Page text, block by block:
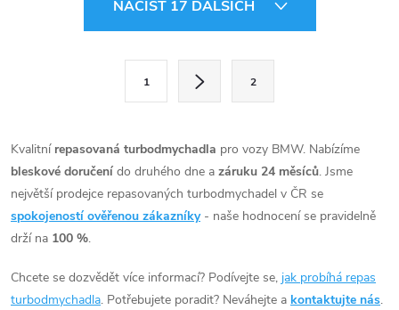
d
a
c
í
p
NAČÍST 17 DALŠÍCH
á
n
k
o
v
á
n
1 2
Kvalitní repasovaná turbodmychadla pro vozy BMW. Nabízíme
bleskové doručení do druhého dne a záruku 24 měsíců. Jsme
největší prodejce repasovaných turbodmychadel v ČR se
spokojeností ověřenou zákazníky- naše hodnocení se pravidelně
drží na 100 %.
Chcete se dozvědět více informací? Podívejte se, jak probíhá repas
turbodmychadla. Potřebujete poradit? Neváhejte a kontaktujte nás.